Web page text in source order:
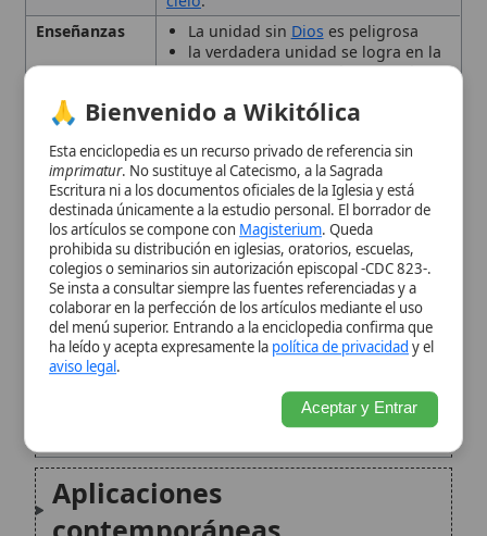
lenguas como medida preventiva para
evitar una unidad destructiva sin Dios.
Figura bíblica
Contexto bíblico
Interpretación patrística
Enseñanza de la Iglesia
Aplicaciones
contemporáneas
Relación con la liturgia y la
Conclusión
Citas y referencias
destinada únicamente a la estudio personal. El borrador de
los artículos se compone conMagisterium. Queda
prohibida su distribución en iglesias, oratorios, escuelas,
colegios o seminarios sin autorización episcopal -CDC 823-.
colaborar en la perfección de los artículos mediante el uso
del menú superior. Entrando a la enciclopedia confirma que
aviso legal.
Aceptar y Entrar